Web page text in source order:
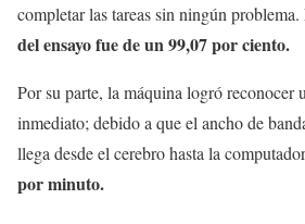
completar las tareas sin ningún problema.
del ensayo fue de un 99,07 por ciento.
Por su parte, la máquina logró reconocer
inmediato; debido a que el ancho de
llega desde el cerebro hasta la
por minuto.